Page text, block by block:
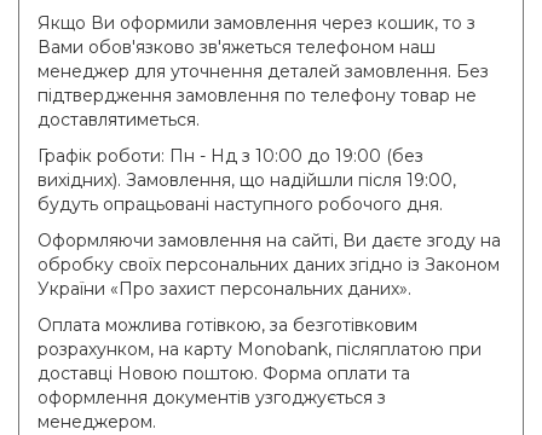
Якщо Ви оформили замовлення через кошик, то з
Вами обов'язково зв'яжеться телефоном наш
менеджер для уточнення деталей замовлення. Без
підтвердження замовлення по телефону товар не
доставлятиметься.
Графік роботи: Пн - Нд з 10:00 до 19:00 (без
вихідних). Замовлення, що надійшли після 19:00,
будуть опрацьовані наступного робочого дня.
Оформляючи замовлення на сайті, Ви даєте згоду на
обробку своїх персональних даних згідно із Законом
України «Про захист персональних даних».
Оплата можлива готівкою, за безготівковим
розрахунком, на карту Monobank, післяплатою при
доставці Новою поштою. Форма оплати та
оформлення документів узгоджується з
менеджером.